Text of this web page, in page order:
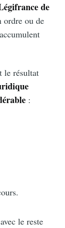
de
ordre ou de
le résultat
:
le reste